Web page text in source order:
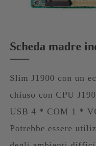
Scheda madre
Slim J1900 con un
chiuso con CPU
USB 4 * COM 1 *
Potrebbe essere